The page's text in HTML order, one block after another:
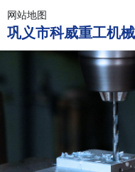
网站地图
巩义市科威重工机